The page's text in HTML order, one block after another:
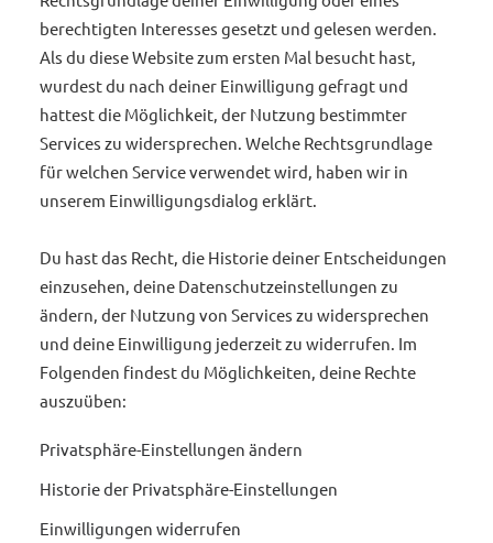
berechtigten Interesses gesetzt und gelesen werden.
Als du diese Website zum ersten Mal besucht hast,
wurdest du nach deiner Einwilligung gefragt und
hattest die Möglichkeit, der Nutzung bestimmter
Services zu widersprechen. Welche Rechtsgrundlage
für welchen Service verwendet wird, haben wir in
unserem Einwilligungsdialog erklärt.
Du hast das Recht, die Historie deiner Entscheidungen
einzusehen, deine Datenschutzeinstellungen zu
ändern, der Nutzung von Services zu widersprechen
und deine Einwilligung jederzeit zu widerrufen. Im
Folgenden findest du Möglichkeiten, deine Rechte
auszuüben:
Privatsphäre-Einstellungen ändern
Historie der Privatsphäre-Einstellungen
Einwilligungen widerrufen